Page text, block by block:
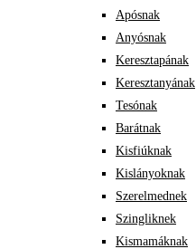
Apósnak
Anyósnak
Keresztapának
Keresztanyának
Tesónak
Barátnak
Kisfiúknak
Kislányoknak
Szerelmednek
Szingliknek
Kismamáknak